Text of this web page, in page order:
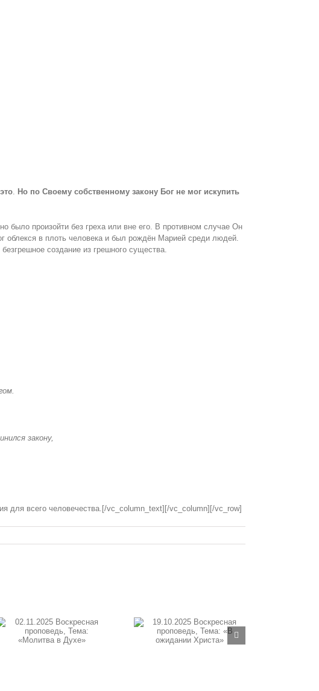
. Но по Своему собственному закону Бог не мог искупить
было произойти без греха или вне его. В противном случае Он
облекся в плоть человека и был рождён Марией среди людей.
создание из грешного существа.
закону,
для всего человечества.[/vc_column_text][/vc_column][/vc_row]
19.10.2025 Воскресная
проповедь, Тема: «В